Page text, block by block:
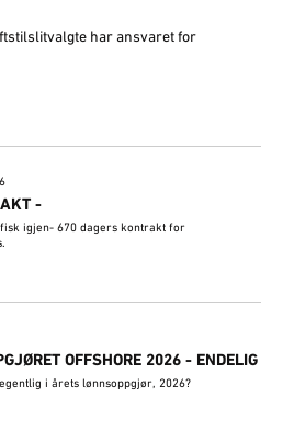
har ansvaret for
-
igjen- 670 dagers kontrakt for
OFFSHORE 2026 - ENDELIG
i årets lønnsoppgjør, 2026?